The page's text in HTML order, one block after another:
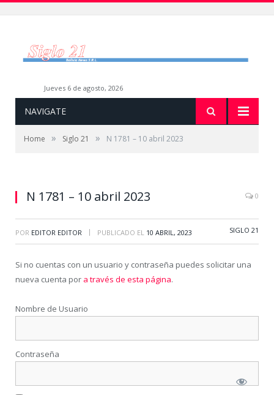
jueves 6 de agosto, 2026
NAVIGATE
Home » Siglo 21 » N 1781 – 10 abril 2023
N 1781 – 10 abril 2023 0
POR EDITOR EDITOR | PUBLICADO EL 10 ABRIL, 2023 SIGLO 21
Si no cuentas con un usuario y contraseña puedes solicitar una
nueva cuenta por a través de esta página.
Nombre de Usuario
Contraseña